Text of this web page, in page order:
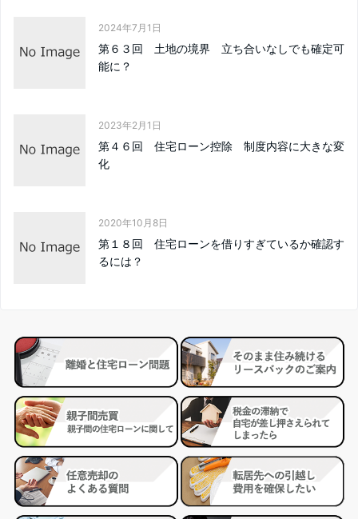
2024年7月1日
第６３回 土地の境界 立ち合いなしでも確定可
能に？
2023年2月1日
第４６回 住宅ローン控除 制度内容に大きな変
化
2020年10月8日
第１８回 住宅ローンを借りすぎているか確認す
るには？